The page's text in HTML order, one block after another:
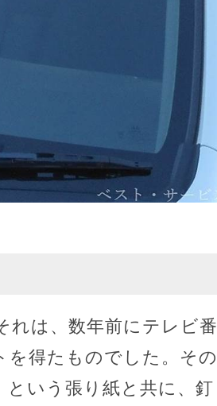
れは、数年前にテレビ番
を得たものでした。その
いう張り紙と共に、釘